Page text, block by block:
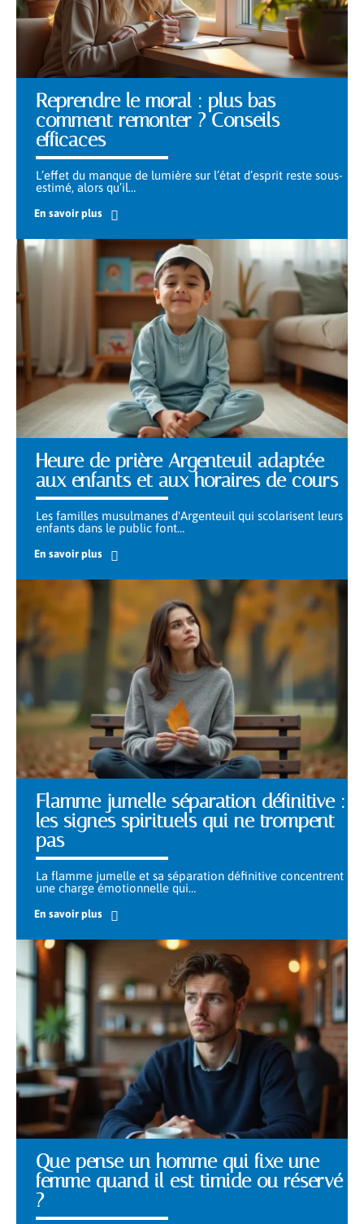
Reprendre le moral : plus bas
comment remonter ? Conseils
efficaces
L’effet du manque de lumière sur l’état d’esprit reste sous-
estimé, alors qu’il…
En savoir plus
Heure de prière Argenteuil adaptée
aux enfants et aux horaires de cours
Les familles musulmanes d'Argenteuil qui scolarisent leurs
enfants dans le public font…
En savoir plus
Flamme jumelle séparation définitive :
les signes spirituels qui ne trompent
pas
La flamme jumelle et sa séparation définitive concentrent
une charge émotionnelle qui…
En savoir plus
Que pense un homme qui fixe une
femme quand il est timide ou réservé
?